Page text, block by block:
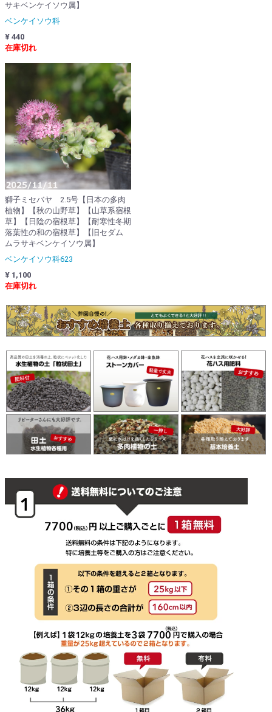
サキベンケイソウ属】
ベンケイソウ科
¥ 440
在庫切れ
獅子ミセバヤ 2.5号【日本の多肉
植物】【秋の山野草】【山草系宿根
草】【日陰の宿根草】【耐寒性冬期
落葉性の和の宿根草】【旧セダム
ムラサキベンケイソウ属】
ベンケイソウ科623
¥ 1,100
在庫切れ